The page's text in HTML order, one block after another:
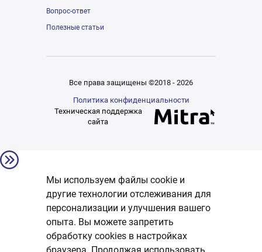
Вопрос-ответ
Полезные статьи
Все права защищены ©2018 - 2026
Политика конфиденциальности
Техническая поддержка
сайта
Мы используем файлы cookie и
другие технологии отслеживания для
персонализации и улучшения вашего
опыта. Вы можете запретить
обработку сookies в настройках